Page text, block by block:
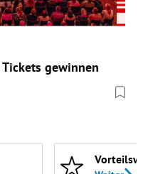
gewinnen